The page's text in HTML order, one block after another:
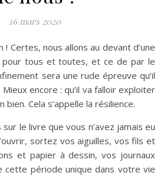
16 mars 2020
pour tous et toutes, et ce de par le
sera une rude épreuve qu’il
encore : qu’il va falloir exploiter
bien. Cela s’appelle la résilience.
le livre que vous n’avez jamais eu
sortez vos aiguilles, vos fils et
et papier à dessin, vos journaux
cette période unique dans votre vie